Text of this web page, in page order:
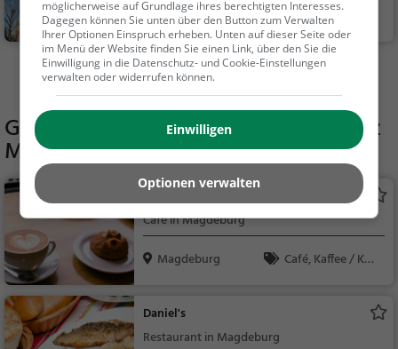
Magdeburg
Aussichtspunkt, F
amilie & Kinder, Natu
r
Mehr Aktivitäten in Magdeburg finden
Gaststätten in der Nähe von Grillplatz
Magdeburg
Café Frösi
Café in Magdeburg
Magdeburg
Café, Kaffee / Kuc
Daniel's
Restaurant in Magdeburg
möglicherweise auf Grundlage ihres berechtigten Interesses.
Dagegen können Sie unten über den Button zum Verwalten
Ihrer Optionen Einspruch erheben. Unten auf dieser Seite oder
im Menü der Website finden Sie einen Link, über den Sie die
Einwilligung in die Datenschutz- und Cookie-Einstellungen
verwalten oder widerrufen können.
Einwilligen
Optionen verwalten